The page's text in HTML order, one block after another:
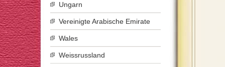
Ungarn
Vereinigte Arabische Emirate
Wales
Weissrussland